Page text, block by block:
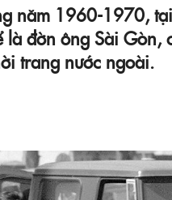
năm 1960-1970,
là đờn ông Sài Gòn,
trang nước ngoài.